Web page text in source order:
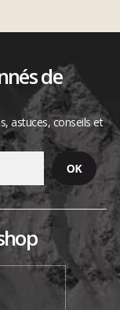
de
astuces, conseils et